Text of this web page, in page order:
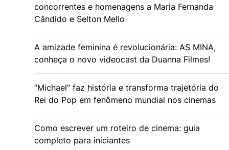
concorrentes e homenagens a Maria Fernanda
Cândido e Selton Mello
A amizade feminina é revolucionária: AS MINA,
conheça o novo videocast da Duanna Filmes!
“Michael” faz história e transforma trajetória do
Rei do Pop em fenômeno mundial nos cinemas
Como escrever um roteiro de cinema: guia
completo para iniciantes